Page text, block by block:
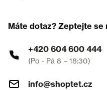
Máte dotaz? Zeptejte se
+420 604 600 444
(Po - Pá 8 – 18:30)
info@shoptet.cz